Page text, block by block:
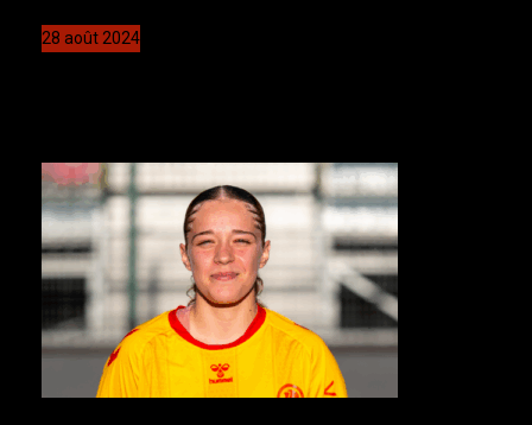
28 août 2024